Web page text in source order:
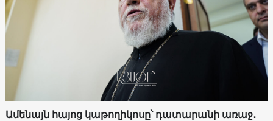
Ամենայն հայոց կաթողիկոսը՝ դատարանի առաջ․